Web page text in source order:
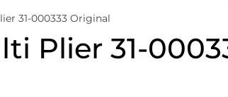
31-000333 Original
Plier 31-